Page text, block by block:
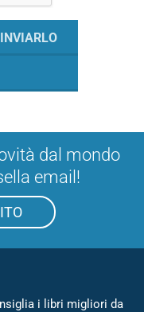
dal mondo
email!
i libri migliori da